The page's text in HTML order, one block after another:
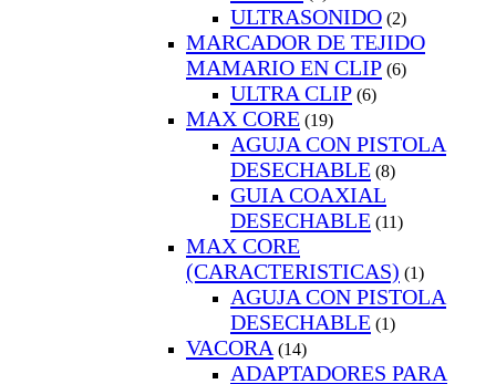
ULTRASONIDO (2)
MARCADOR DE TEJIDO
MAMARIO EN CLIP (6)
ULTRA CLIP (6)
MAX CORE (19)
AGUJA CON PISTOLA
DESECHABLE (8)
GUIA COAXIAL
DESECHABLE (11)
MAX CORE
(CARACTERISTICAS) (1)
AGUJA CON PISTOLA
DESECHABLE (1)
VACORA (14)
ADAPTADORES PARA